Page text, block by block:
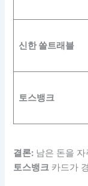
신한 쏠트래블
토스뱅크
결론: 남은 돈을
토스뱅크 카드가